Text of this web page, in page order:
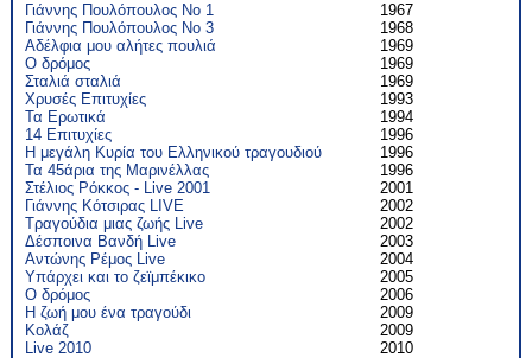
Γιάννης Πουλόπουλος No 1
1967
Γιάννης Πουλόπουλος No 3
1968
Αδέλφια μου αλήτες πουλιά
1969
Ο δρόμος
1969
Σταλιά σταλιά
1969
Χρυσές Επιτυχίες
1993
Τα Ερωτικά
1994
14 Επιτυχίες
1996
Η μεγάλη Κυρία του Ελληνικού τραγουδιού
1996
Τα 45άρια της Μαρινέλλας
1996
Στέλιος Ρόκκος - Live 2001
2001
Γιάννης Κότσιρας LIVE
2002
Τραγούδια μιας ζωής Live
2002
Δέσποινα Βανδή Live
2003
Αντώνης Ρέμος Live
2004
Υπάρχει και το ζεϊμπέκικο
2005
Ο δρόμος
2006
Η ζωή μου ένα τραγούδι
2009
Κολάζ
2009
Live 2010
2010